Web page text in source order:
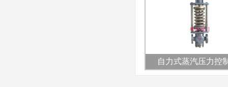
自力式蒸汽压力控